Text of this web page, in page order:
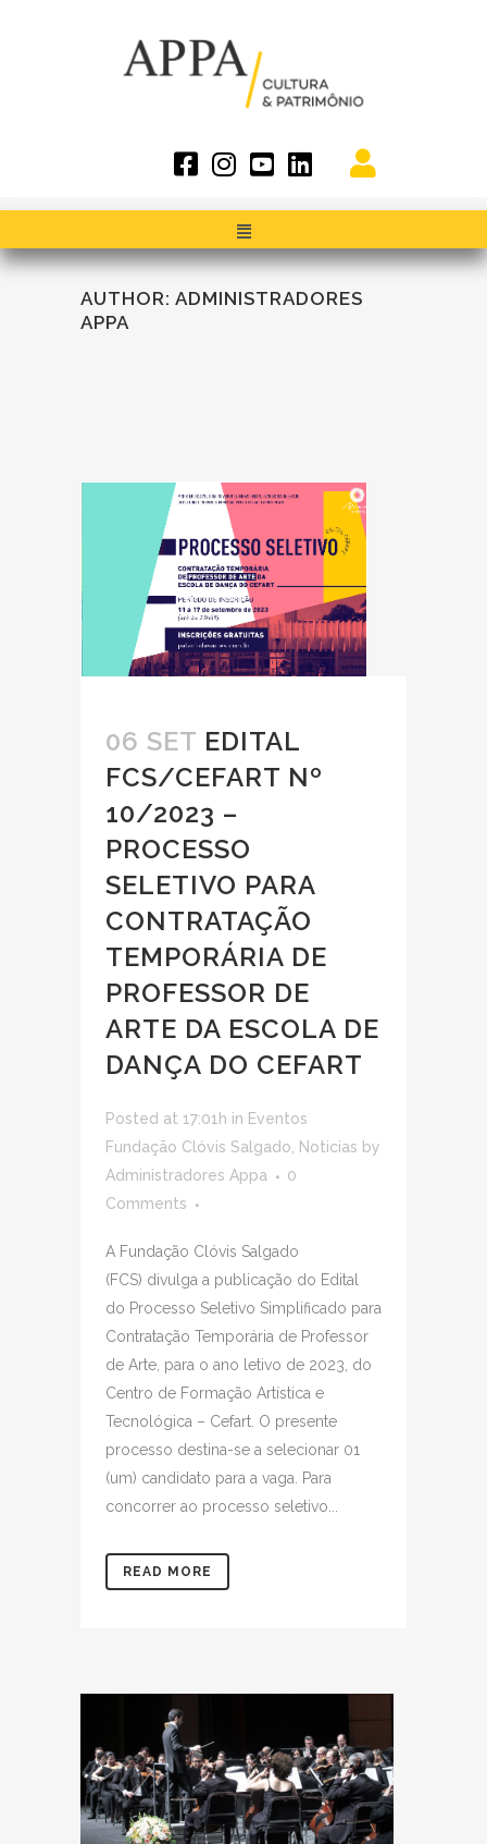
AUTHOR: ADMINISTRADORES
APPA
06 SET EDITAL
FCS/CEFART Nº
10/2023 –
PROCESSO
SELETIVO PARA
CONTRATAÇÃO
TEMPORÁRIA DE
PROFESSOR DE
ARTE DA ESCOLA DE
DANÇA DO CEFART
Posted at 17:01h in Eventos
Fundação Clóvis Salgado
Noticias by
Administradores Appa
0
Comments
A Fundação Clóvis Salgado
(FCS) divulga a publicação do Edital
do Processo Seletivo Simplificado para
Contratação Temporária de Professor
de Arte, para o ano letivo de 2023, do
Centro de Formação Artística e
Tecnológica – Cefart. O presente
processo destina-se a selecionar 01
(um) candidato para a vaga. Para
concorrer ao processo seletivo...
READ MORE